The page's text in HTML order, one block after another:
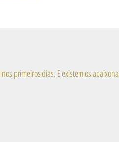
Há quem fique de baixo astral nos primeiros dias. E existem